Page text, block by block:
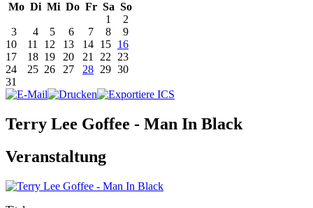
Mo Di Mi Do Fr Sa So
1
2
3
4 5 6 7 8
9
10
11 12 13 14 15 16
17
18 19 20 21 22 23
24
25 26 27 28 29 30
31
Terry Lee Goffee - Man In Black
Veranstaltung